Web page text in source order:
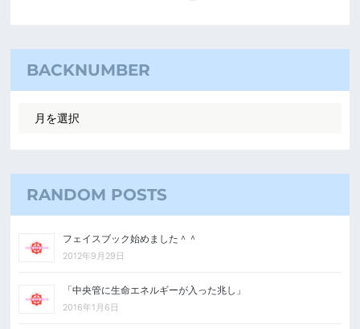
BACKNUMBER
RANDOM POSTS
フェイスブック始めました＾＾
2012年9月29日
「中央管に生命エネルギーが入った兆し」
2016年1月6日